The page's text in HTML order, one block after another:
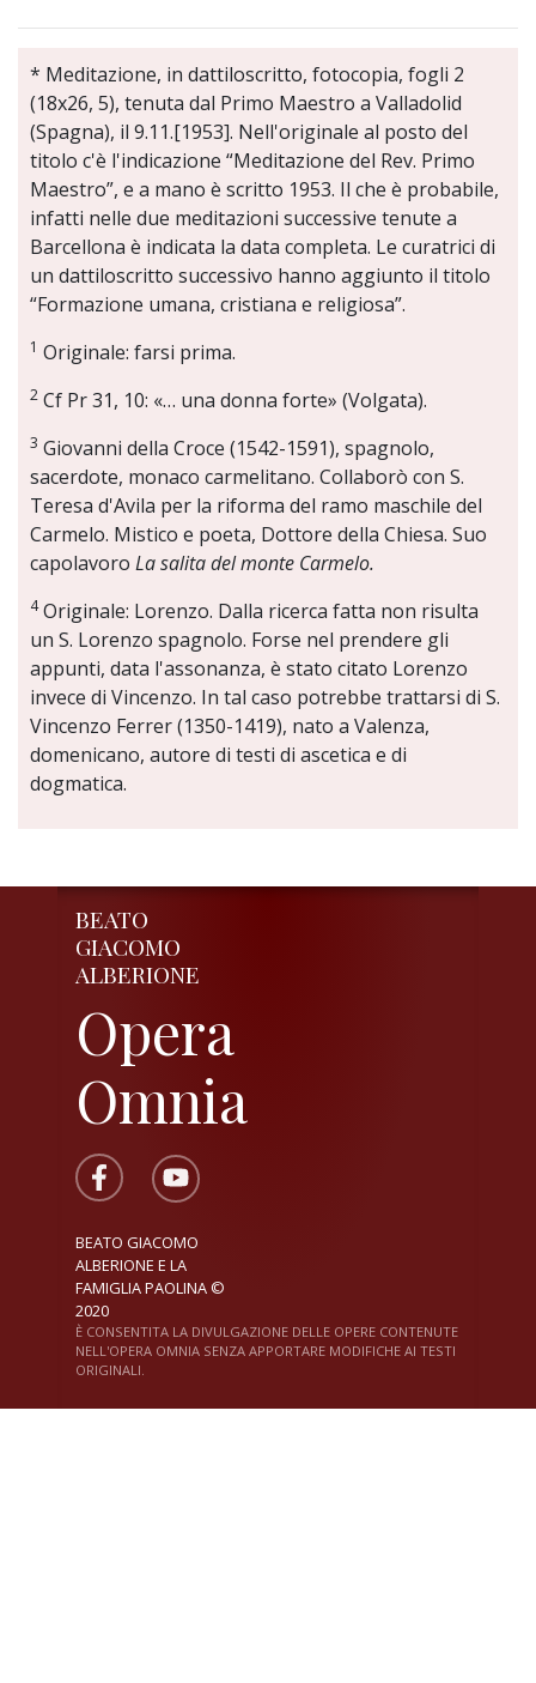
* Meditazione, in dattiloscritto, fotocopia, fogli 2
(18x26, 5), tenuta dal Primo Maestro a Valladolid
(Spagna), il 9.11.[1953]. Nell'originale al posto del
titolo c'è l'indicazione “Meditazione del Rev. Primo
Maestro”, e a mano è scritto 1953. Il che è probabile,
infatti nelle due meditazioni successive tenute a
Barcellona è indicata la data completa. Le curatrici di
un dattiloscritto successivo hanno aggiunto il titolo
“Formazione umana, cristiana e religiosa”.
1 Originale: farsi prima.
2 Cf Pr 31, 10: «… una donna forte» (Volgata).
3 Giovanni della Croce (1542-1591), spagnolo,
sacerdote, monaco carmelitano. Collaborò con S.
Teresa d'Avila per la riforma del ramo maschile del
Carmelo. Mistico e poeta, Dottore della Chiesa. Suo
capolavoro La salita del monte Carmelo.
4Originale: Lorenzo. Dalla ricerca fatta non risulta
un S. Lorenzo spagnolo. Forse nel prendere gli
appunti, data l'assonanza, è stato citato Lorenzo
invece di Vincenzo. In tal caso potrebbe trattarsi di S.
Vincenzo Ferrer (1350-1419), nato a Valenza,
domenicano, autore di testi di ascetica e di
dogmatica.
BEATO
GIACOMO
ALBERIONE
Opera
Omnia
BEATO GIACOMO
ALBERIONE E LA
FAMIGLIA PAOLINA ©
2020
È CONSENTITA LA DIVULGAZIONE DELLE OPERE CONTENUTE
NELL'OPERA OMNIA SENZA APPORTARE MODIFICHE AI TESTI
ORIGINALI.